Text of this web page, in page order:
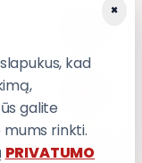
×
kad
galite
mums rinkti.
PRIVATUMO